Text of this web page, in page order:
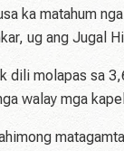
ka matahum
ug ang Jugal
dili molapas sa
walay mga